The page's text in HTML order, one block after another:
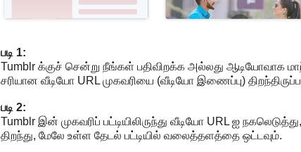
படி 1:
Tumblr க்குச் சென்று நீங்கள் பதிவிறக்க அல்லது ஆடியோவாக
சரியான வீடியோ URL முகவரியை (வீடியோ இணைப்பு)
படி 2:
Tumblr இன் முகவரிப் பட்டியிலிருந்து வீடியோ URL ஐ
திறந்து, மேலே உள்ள தேடல் பட்டியில் வலைத்தளத்தை ஒட்டவும்.